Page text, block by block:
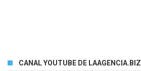
CANAL YOUTUBE DE LAAGENCIA.BIZ